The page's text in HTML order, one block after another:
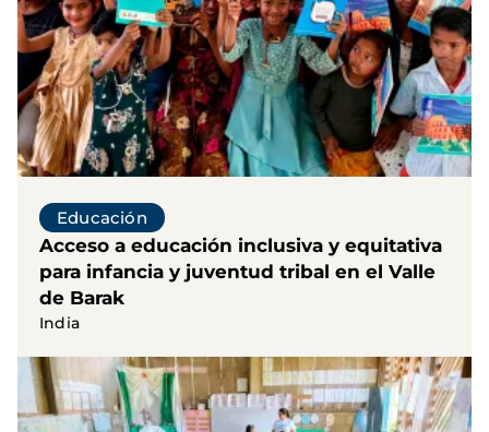
Educación
Acceso a educación inclusiva y equitativa
para infancia y juventud tribal en el Valle
de Barak
India